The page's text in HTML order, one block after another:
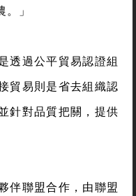
」
透過公平貿易認證組
貿易則是省去組織認
針對品質把關，提供
伴聯盟合作，由聯盟